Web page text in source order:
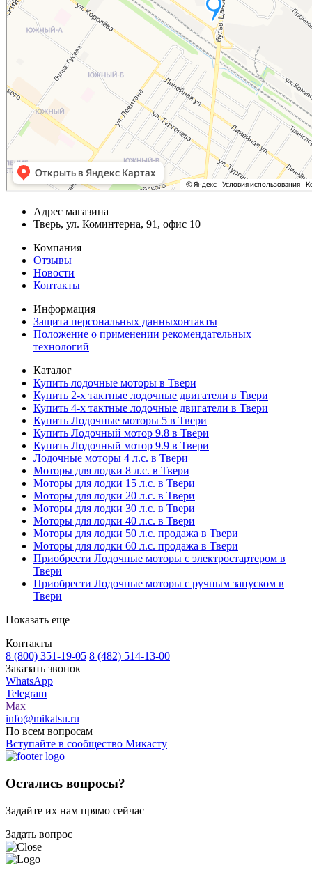
Адрес магазина
Тверь, ул. Коминтерна, 91, офис 10
Компания
Отзывы
Новости
Контакты
Информация
Защита персональных данныхонтакты
Положение о применении рекомендательных
технологий
Каталог
Купить лодочные моторы в Твери
Купить 2-х тактные лодочные двигатели в Твери
Купить 4-х тактные лодочные двигатели в Твери
Купить Лодочные моторы 5 в Твери
Купить Лодочный мотор 9.8 в Твери
Купить Лодочный мотор 9.9 в Твери
Лодочные моторы 4 л.с. в Твери
Моторы для лодки 8 л.с. в Твери
Моторы для лодки 15 л.с. в Твери
Моторы для лодки 20 л.с. в Твери
Моторы для лодки 30 л.с. в Твери
Моторы для лодки 40 л.с. в Твери
Моторы для лодки 50 л.с. продажа в Твери
Моторы для лодки 60 л.с. продажа в Твери
Приобрести Лодочные моторы с электростартером в
Твери
Приобрести Лодочные моторы с ручным запуском в
Твери
Показать еще
Контакты
8 (800) 351-19-05 8 (482) 514-13-00
Заказать звонок
WhatsApp
Telegram
Max
info@mikatsu.ru
По всем вопросам
Вступайте в сообщество Микасту
Остались вопросы?
Задайте их нам прямо сейчас
Задать вопрос